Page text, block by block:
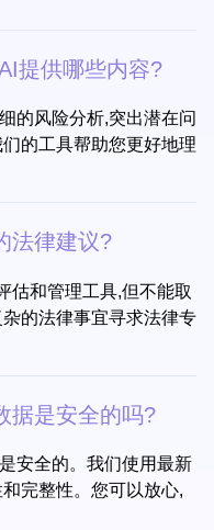
提供哪些内容?
的风险分析,突出潜在问
的工具帮助您更好地理
法律建议?
估和管理工具,但不能取
的法律事宜寻求法律专
据是安全的吗?
安全的。我们使用最新
完整性。您可以放心,